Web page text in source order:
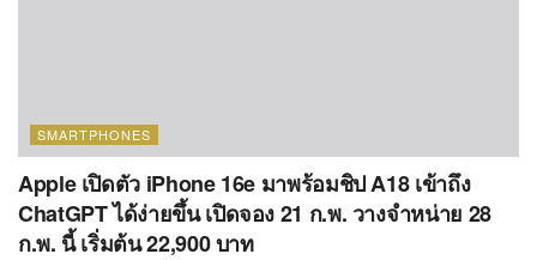
SMARTPHONES
Apple เปิดตัว iPhone 16e มาพร้อมชิป A18 เข้าถึง
ChatGPT ได้ง่ายขึ้น เปิดจอง 21 ก.พ. วางจำหน่าย 28
ก.พ. นี้ เริ่มต้น 22,900 บาท